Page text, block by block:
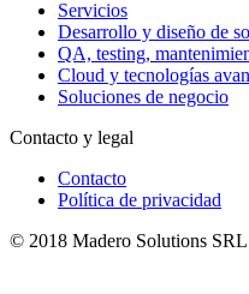
Servicios
Desarrollo y diseño de
QA, testing,
Cloud y tecnologías
Soluciones de negocio
Contacto y legal
Contacto
Política de privacidad
© 2018 Madero Solutions